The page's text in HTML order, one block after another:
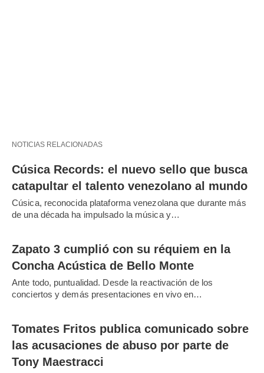
NOTICIAS RELACIONADAS
Cúsica Records: el nuevo sello que busca
catapultar el talento venezolano al mundo
Cúsica, reconocida plataforma venezolana que durante más
de una década ha impulsado la música y…
Zapato 3 cumplió con su réquiem en la
Concha Acústica de Bello Monte
Ante todo, puntualidad. Desde la reactivación de los
conciertos y demás presentaciones en vivo en…
Tomates Fritos publica comunicado sobre
las acusaciones de abuso por parte de
Tony Maestracci